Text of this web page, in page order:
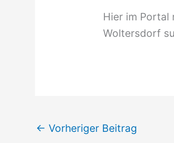
Hier im Portal
Woltersdorf
← Vorheriger Beitrag